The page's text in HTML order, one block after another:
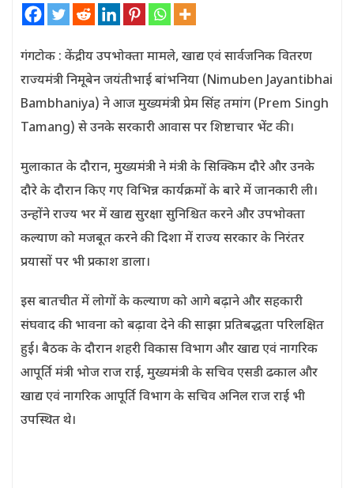
गंगटोक : केंद्रीय उपभोक्ता मामले, खाद्य एवं सार्वजनिक वितरण
राज्यमंत्री निमूबेन जयंतीभाई बांभनिया (Nimuben Jayantibhai
Bambhaniya) ने आज मुख्यमंत्री प्रेम सिंह तमांग (Prem Singh
Tamang) से उनके सरकारी आवास पर शिष्टाचार भेंट की।
मुलाकात के दौरान, मुख्यमंत्री ने मंत्री के सिक्किम दौरे और उनके
दौरे के दौरान किए गए विभिन्न कार्यक्रमों के बारे में जानकारी ली।
उन्होंने राज्य भर में खाद्य सुरक्षा सुनिश्चित करने और उपभोक्ता
कल्याण को मजबूत करने की दिशा में राज्य सरकार के निरंतर
प्रयासों पर भी प्रकाश डाला।
इस बातचीत में लोगों के कल्याण को आगे बढ़ाने और सहकारी
संघवाद की भावना को बढ़ावा देने की साझा प्रतिबद्धता परिलक्षित
हुई। बैठक के दौरान शहरी विकास विभाग और खाद्य एवं नागरिक
आपूर्ति मंत्री भोज राज राई, मुख्यमंत्री के सचिव एसडी ढकाल और
खाद्य एवं नागरिक आपूर्ति विभाग के सचिव अनिल राज राई भी
उपस्थित थे।